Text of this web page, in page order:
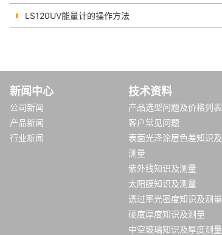
LS120UV能量计的操作方法
新闻中心
公司新闻
产品新闻
行业新闻
技术资料
产品选型问题及价格列表
客户常见问题
表面光泽涂层色差知识及
测量
紫外线知识及测量
太阳膜知识及测量
透过率光密度知识及测量
硬度厚度知识及测量
中空玻璃知识及厚度测量